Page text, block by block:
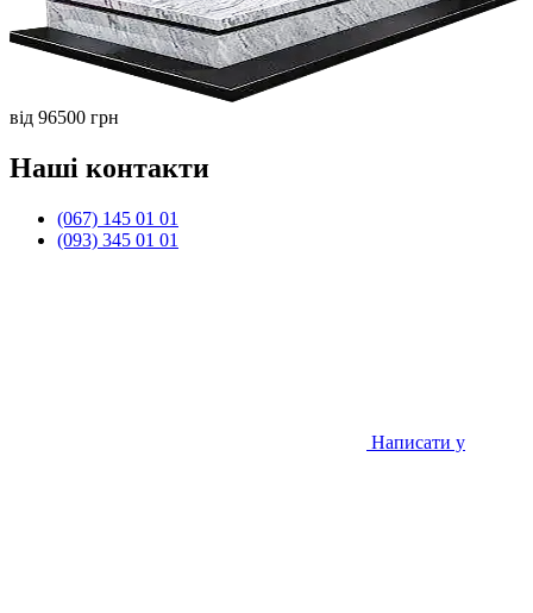
від 96500 грн
Наші контакти
(067) 145 01 01
(093) 345 01 01
Написати у